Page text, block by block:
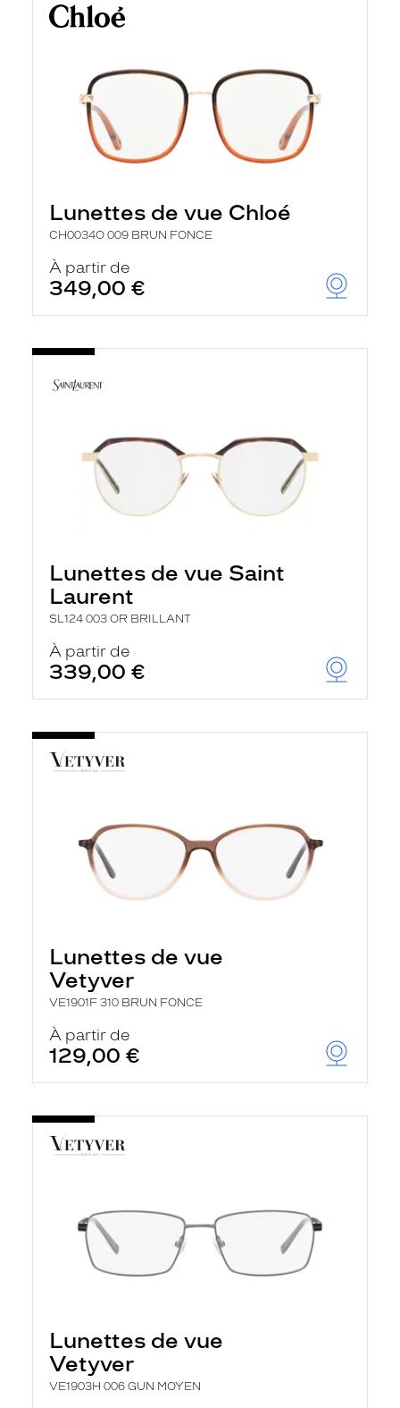
Lunettes de vue Chloé
CH0034O 009 BRUN FONCE
À partir de
349,00 €
Lunettes de vue Saint
Laurent
SL124 003 OR BRILLANT
À partir de
339,00 €
Lunettes de vue
Vetyver
VE1901F 310 BRUN FONCE
À partir de
129,00 €
Lunettes de vue
Vetyver
VE1903H 006 GUN MOYEN